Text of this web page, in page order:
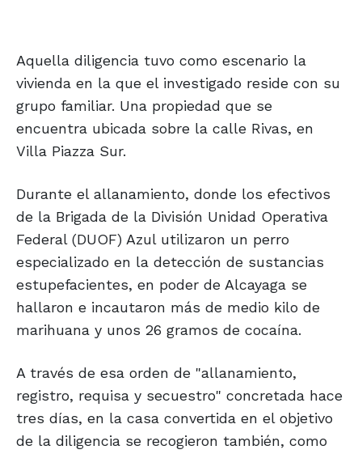
Aquella diligencia tuvo como escenario la
vivienda en la que el investigado reside con su
grupo familiar. Una propiedad que se
encuentra ubicada sobre la calle Rivas, en
Villa Piazza Sur.
Durante el allanamiento, donde los efectivos
de la Brigada de la División Unidad Operativa
Federal (DUOF) Azul utilizaron un perro
especializado en la detección de sustancias
estupefacientes, en poder de Alcayaga se
hallaron e incautaron más de medio kilo de
marihuana y unos 26 gramos de cocaína.
A través de esa orden de "allanamiento,
registro, requisa y secuestro" concretada hace
tres días, en la casa convertida en el objetivo
de la diligencia se recogieron también, como